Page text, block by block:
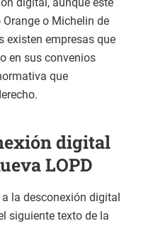
o Michelin de
existen empresas que
en sus convenios
que
digital
LOPD
la desconexión digital
siguiente texto de la